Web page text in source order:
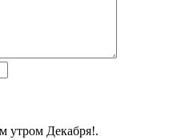
утром Декабря!.